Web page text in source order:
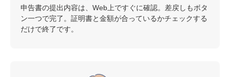
申告書の提出内容は、Web上ですぐに確認。差戻しもボタ
ン一つで完了。証明書と金額が合っているかチェックする
だけで終了です。